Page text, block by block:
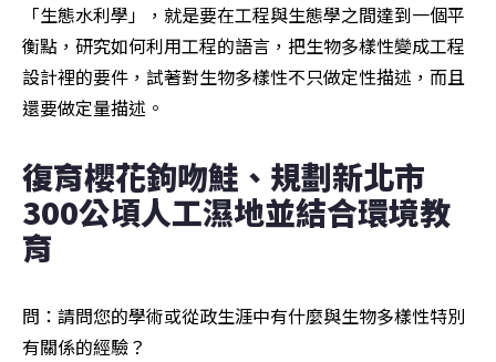
「生態水利學」，就是要在工程與生態學之間達到一個平
衡點，研究如何利用工程的語言，把生物多樣性變成工程
設計裡的要件，試著對生物多樣性不只做定性描述，而且
還要做定量描述。
復育櫻花鉤吻鮭、規劃新北市
300公頃人工濕地並結合環境教
育
問：請問您的學術或從政生涯中有什麼與生物多樣性特別
有關係的經驗？